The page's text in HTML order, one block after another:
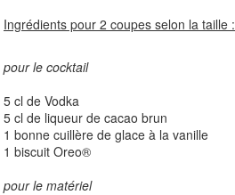
Ingrédients pour 2 coupes selon la taille :
pour le cocktail
5 cl de Vodka
5 cl de liqueur de cacao brun
1 bonne cuillère de glace à la vanille
1 biscuit Oreo®
pour le matériel
Salade d'avocat, au
concombre et au crabe